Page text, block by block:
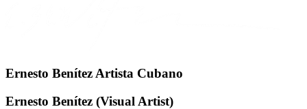
Ernesto Benítez Artista Cubano
Ernesto Benítez (Visual Artist)